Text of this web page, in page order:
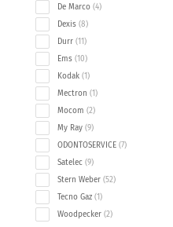
De Marco 44
Dexis 88
products
Durr 1111
products
Ems 1010
products
Kodak 11
product
Mectron 11
product
Mocom 22
products
My Ray 99
products
ODONTOSERVICE 77
Satelec 99
products
Stern Weber 5252
Tecno Gaz 11
product
Woodpecker 22